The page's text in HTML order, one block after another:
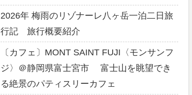
2026年 梅雨のリゾナーレ八ヶ岳一泊二日旅
行記 旅行概要紹介
〔カフェ〕MONT SAINT FUJI〈モンサンフ
ジ〉＠静岡県富士宮市 富士山を眺望でき
る絶景のパティスリーカフェ